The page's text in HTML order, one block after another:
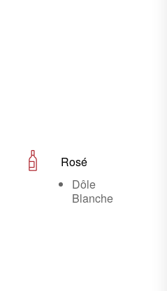
Rosé
Dôle
Blanche